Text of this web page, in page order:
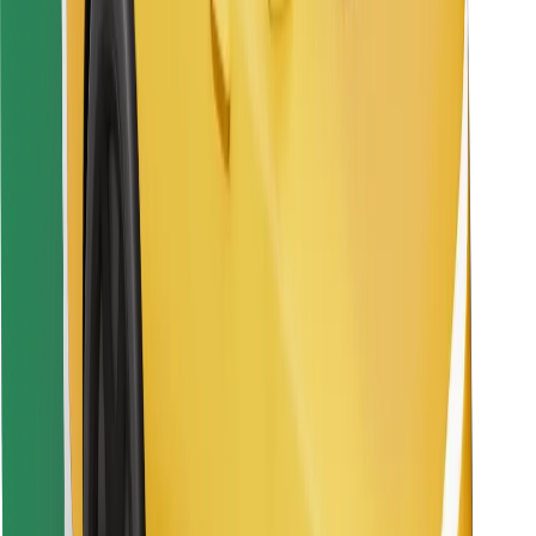
Pronađi svoje najdraže jelo!
Preuzmi aplikaciju Bolt Food